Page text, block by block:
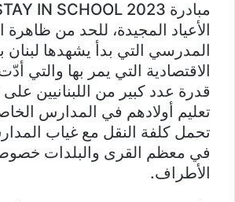
الأعياد المجيدة، للحد من
المدرسي التي بدأ يشهدها لبنان
الاقتصادية التي يمر بها والتي
قدرة عدد كبير من اللبنانيين
تعليم أولادهم في المدارس
تحمل كلفة النقل مع غياب
في معظم القرى والبلدات
الأطراف.